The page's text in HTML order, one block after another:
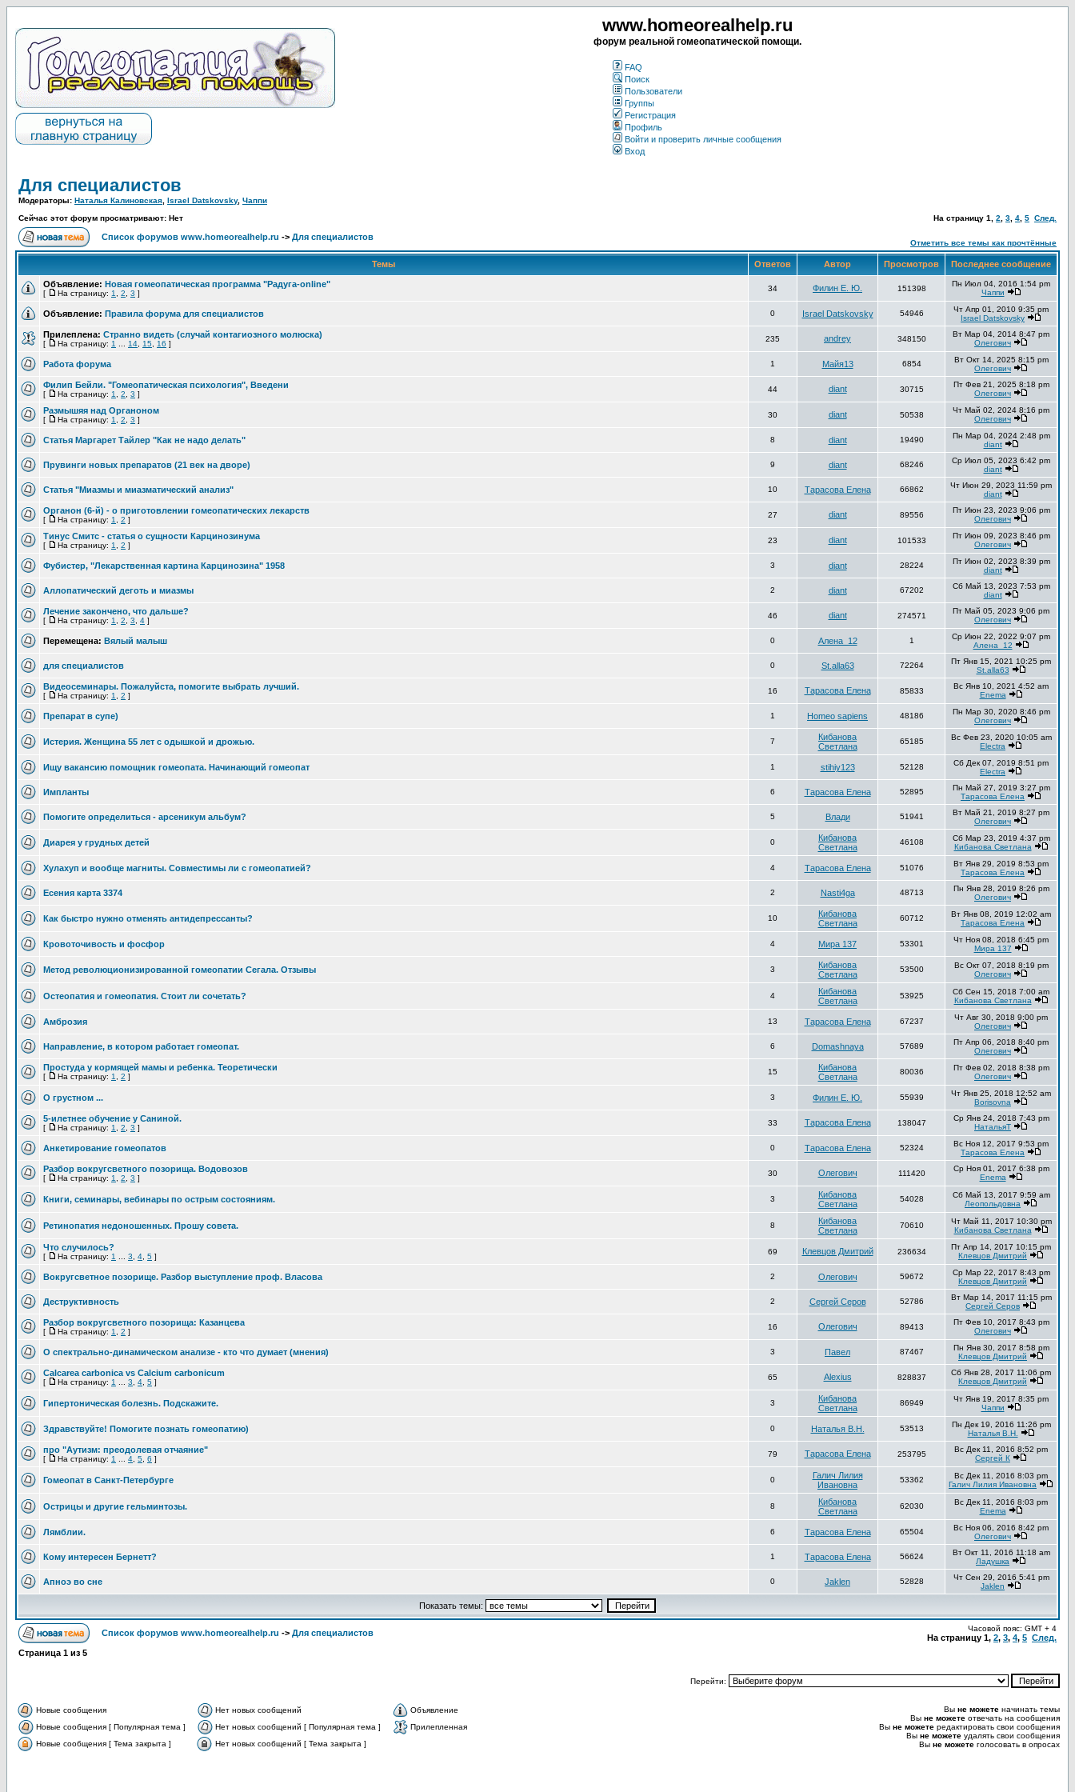
www.homeorealhelp.ru
форум реальной гомеопатической помощи.
FAQ
Поиск
Пользователи
Группы
Регистрация
Профиль
Войти и проверить личные сообщения
Вход
Для специалистов
Модераторы: Наталья Калиновская Israel Datskovsky, Чаппи
Сейчас этот форум просматривают: Нет
На страницу 1 2 3 4 5 След.
Список форумов www.homeorealhelp.ru -> Для специалистов
Отметить все темы как прочтённые
Темы Ответов Автор Просмотров Последнее сообщение
Объявление: Новая гомеопатическая программа "Радуга-online"
[ На страницу: 1 2 3 ]
34 Филин Е. Ю. 151398
Пн Июл 04, 2016 1:54 pm
Чаппи
Объявление: Правила форума для специалистов 0 Israel Datskovsky 54946
Чт Апр 01, 2010 9:35 pm
Israel Datskovsky
Прилеплена: Странно видеть (случай контагиозного молюска)
[ На страницу: 1 14 15 16 ]
235 andrey 348150
Вт Мар 04, 2014 8:47 pm
Олегович
Работа форума 1 Майя13 6854
Вт Окт 14, 2025 8:15 pm
Олегович
Филип Бейли. "Гомеопатическая психология", Введени
[ На страницу: 1 2 3 ]
44 diant 30715
Пт Фев 21, 2025 8:18 pm
Олегович
Размышяя над Органоном
[ На страницу: 1 2 3 ]
30 diant 50538
Чт Май 02, 2024 8:16 pm
Олегович
Статья Маргарет Тайлер "Как не надо делать" 8 diant 19490
Пн Мар 04, 2024 2:48 pm
diant
Прувинги новых препаратов (21 век на дворе) 9 diant 68246
Ср Июл 05, 2023 6:42 pm
diant
Статья "Миазмы и миазматический анализ" 10 Тарасова Елена 66862
Чт Июн 29, 2023 11:59 pm
diant
Органон (6-й) - о приготовлении гомеопатических лекарств
[ На страницу: 1 2 ]
27 diant 89556
Пт Июн 23, 2023 9:06 pm
Олегович
Тинус Смитc - статья о сущности Карцинозинума
[ На страницу: 1 2 ]
23 diant 101533
Пт Июн 09, 2023 8:46 pm
Олегович
Фубистер, "Лекарственная картина Карцинозина" 1958 3 diant 28224
Пт Июн 02, 2023 8:39 pm
diant
Аллопатический деготь и миазмы 2 diant 67202
Сб Май 13, 2023 7:53 pm
diant
Лечение закончено, что дальше?
[ На страницу: 1 2 3 4 ]
46 diant 274571
Пт Май 05, 2023 9:06 pm
Олегович
Перемещена: Вялый малыш 0 Алена_12 1
Ср Июн 22, 2022 9:07 pm
Алена_12
для специалистов 0 St.alla63 72264
Пт Янв 15, 2021 10:25 pm
St.alla63
Видеосеминары. Пожалуйста, помогите выбрать лучший.
[ На страницу: 1 2 ]
16 Тарасова Елена 85833
Вс Янв 10, 2021 4:52 am
Enema
Препарат в супе) 1 Homeo sapiens 48186
Пн Мар 30, 2020 8:46 pm
Олегович
Истерия. Женщина 55 лет с одышкой и дрожью. 7
Кибанова
Светлана
65185
Вс Фев 23, 2020 10:05 am
Electra
Ищу вакансию помощник гомеопата. Начинающий гомеопат 1 stihiy123 52128
Сб Дек 07, 2019 8:51 pm
Electra
Импланты 6 Тарасова Елена 52895
Пн Май 27, 2019 3:27 pm
Тарасова Елена
Помогите определиться - арсеникум альбум? 5 Влади 51941
Вт Май 21, 2019 8:27 pm
Олегович
Диарея у грудных детей 0
Кибанова
Светлана
46108
Сб Мар 23, 2019 4:37 pm
Кибанова Светлана
Хулахуп и вообще магниты. Совместимы ли с гомеопатией? 4 Тарасова Елена 51076
Вт Янв 29, 2019 8:53 pm
Тарасова Елена
Есения карта 3374 2 Nasti4ga 48713
Пн Янв 28, 2019 8:26 pm
Олегович
Как быстро нужно отменять антидепрессанты? 10
Кибанова
Светлана
60712
Вт Янв 08, 2019 12:02 am
Тарасова Елена
Кровоточивость и фосфор 4 Мира 137 53301
Чт Ноя 08, 2018 6:45 pm
Мира 137
Метод революционизированной гомеопатии Сегала. Отзывы 3
Кибанова
Светлана
53500
Вс Окт 07, 2018 8:19 pm
Олегович
Остеопатия и гомеопатия. Стоит ли сочетать? 4
Кибанова
Светлана
53925
Сб Сен 15, 2018 7:00 am
Кибанова Светлана
Амброзия 13 Тарасова Елена 67237
Чт Авг 30, 2018 9:00 pm
Олегович
Направление, в котором работает гомеопат. 6 Domashnaya 57689
Пт Апр 06, 2018 8:40 pm
Олегович
Простуда у кормящей мамы и ребенка. Теоретически
[ На страницу: 1 2 ]
15
Кибанова
Светлана
80036
Пт Фев 02, 2018 8:38 pm
Олегович
О грустном ... 3 Филин Е. Ю. 55939
Чт Янв 25, 2018 12:52 am
Borisovna
5-илетнее обучение у Саниной.
[ На страницу: 1 2 3 ]
33 Тарасова Елена 138047
Ср Янв 24, 2018 7:43 pm
НатальяТ
Анкетирование гомеопатов 0 Тарасова Елена 52324
Вс Ноя 12, 2017 9:53 pm
Тарасова Елена
Разбор вокругсветного позорища. Водовозов
[ На страницу: 1 2 3 ]
30 Олегович 111420
Ср Ноя 01, 2017 6:38 pm
Enema
Книги, семинары, вебинары по острым состояниям. 3
Кибанова
Светлана
54028
Сб Май 13, 2017 9:59 am
Леопольдовна
Ретинопатия недоношенных. Прошу совета. 8
Кибанова
Светлана
70610
Чт Май 11, 2017 10:30 pm
Кибанова Светлана
Что случилось?
[ На страницу: 1 3 4 5 ]
69 Клевцов Дмитрий 236634
Пт Апр 14, 2017 10:15 pm
Клевцов Дмитрий
Вокругсветное позорище. Разбор выступление проф. Власова 2 Олегович 59672
Ср Мар 22, 2017 8:43 pm
Клевцов Дмитрий
Деструктивность 2 Сергей Серов 52786
Вт Мар 14, 2017 11:15 pm
Сергей Серов
Разбор вокругсветного позорища: Казанцева
[ На страницу: 1 2 ]
16 Олегович 89413
Пт Фев 10, 2017 8:43 pm
Олегович
О спектрально-динамическом анализе - кто что думает (мнения) 3 Павел 87467
Пн Янв 30, 2017 8:58 pm
Клевцов Дмитрий
Calcarea carbonica vs Calcium carbonicum
[ На страницу: 1 3 4 5 ]
65 Alexius 828837
Сб Янв 28, 2017 11:06 pm
Клевцов Дмитрий
Гипертоническая болезнь. Подскажите. 3
Кибанова
Светлана
86949
Чт Янв 19, 2017 8:35 pm
Чаппи
Здравствуйте! Помогите познать гомеопатию) 0 Наталья В.Н. 53513
Пн Дек 19, 2016 11:26 pm
Наталья В.Н.
про "Аутизм: преодолевая отчаяние"
[ На страницу: 1 4 5 6 ]
79 Тарасова Елена 253795
Вс Дек 11, 2016 8:52 pm
Сергей К
Гомеопат в Санкт-Петербурге 0
Галич Лилия
Ивановна
53362
Вс Дек 11, 2016 8:03 pm
Галич Лилия Ивановна
Острицы и другие гельминтозы. 8
Кибанова
Светлана
62030
Вс Дек 11, 2016 8:03 pm
Enema
Лямблии. 6 Тарасова Елена 65504
Вс Ноя 06, 2016 8:42 pm
Олегович
Кому интересен Бернетт? 1 Тарасова Елена 56624
Вт Окт 11, 2016 11:18 am
Ладушка
Апноэ во сне 0 Jaklen 52828
Чт Сен 29, 2016 5:41 pm
Jaklen
Показать темы:
Список форумов www.homeorealhelp.ru -> Для специалистов Часовой пояс: GMT + 4
На страницу 1, 2, 3, 4, 5 След.
Страница 1 из 5
Перейти:
Новые сообщения Нет новых сообщений
Объявление
Новые сообщения [ Популярная тема ]
Нет новых сообщений [ Популярная тема ]
Прилепленная
Новые сообщения [ Тема закрыта ]
Нет новых сообщений [ Тема закрыта ]
Вы не можете начинать темы
Вы не можете отвечать на сообщения
Вы не можете редактировать свои сообщения
Вы не можете удалять свои сообщения
Вы не можете голосовать в опросах